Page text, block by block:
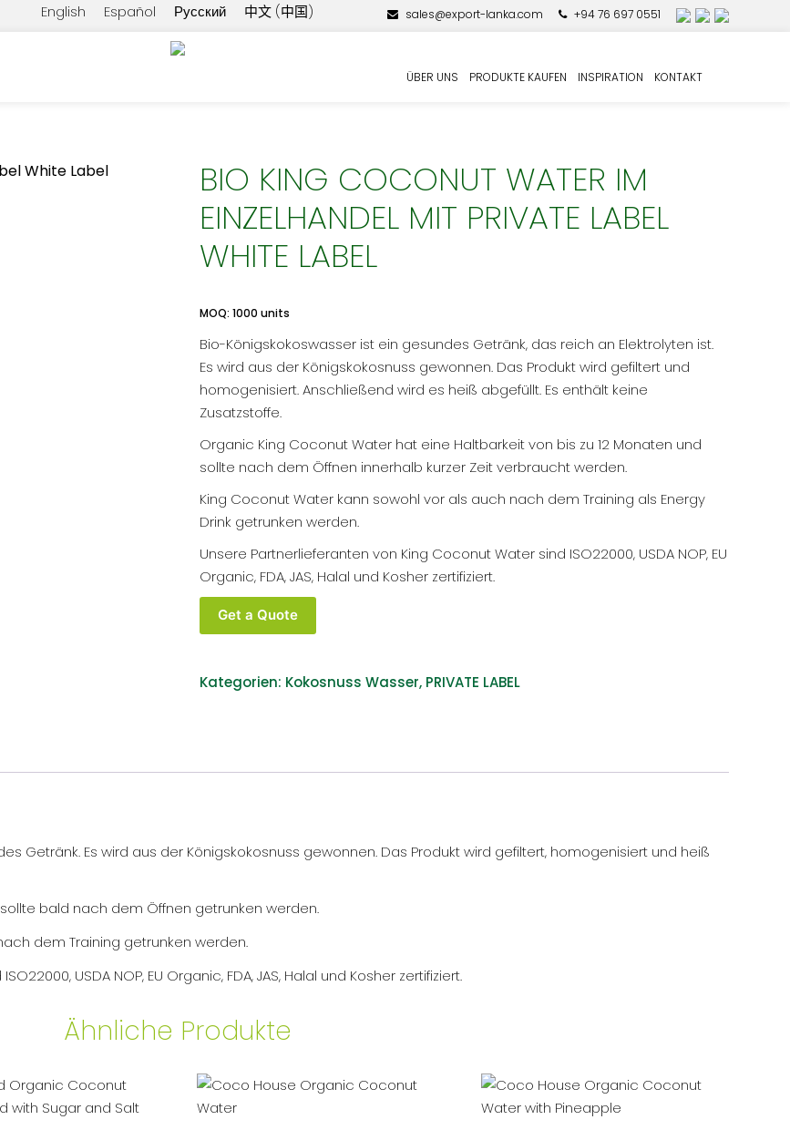
English Español Русский 中文 (中国) sales@export-lanka.com +94 76 697 0551
ÜBER UNS PRODUKTE KAUFEN INSPIRATION KONTAKT
Coconut Water im Einzelhandel mit Private Label White Label
BIO KING COCONUT WATER IM
EINZELHANDEL MIT PRIVATE LABEL
WHITE LABEL
MOQ: 1000 units
Bio-Königskokoswasser ist ein gesundes Getränk, das reich an Elektrolyten ist.
Es wird aus der Königskokosnuss gewonnen. Das Produkt wird gefiltert und
homogenisiert. Anschließend wird es heiß abgefüllt. Es enthält keine
Zusatzstoffe.
Organic King Coconut Water hat eine Haltbarkeit von bis zu 12 Monaten und
sollte nach dem Öffnen innerhalb kurzer Zeit verbraucht werden.
King Coconut Water kann sowohl vor als auch nach dem Training als Energy
Drink getrunken werden.
Unsere Partnerlieferanten von King Coconut Water sind ISO22000, USDA NOP, EU
Organic, FDA, JAS, Halal und Kosher zertifiziert.
Bio
King
Water
Menge
Get a Quote
Kategorien: Kokosnuss Wasser, PRIVATE LABEL
Getränk. Es wird aus der Königskokosnuss gewonnen. Das Produkt wird gefiltert, homogenisiert und heiß
bald nach dem Öffnen getrunken werden.
dem Training getrunken werden.
USDA NOP, EU Organic, FDA, JAS, Halal und Kosher zertifiziert.
Ähnliche Produkte